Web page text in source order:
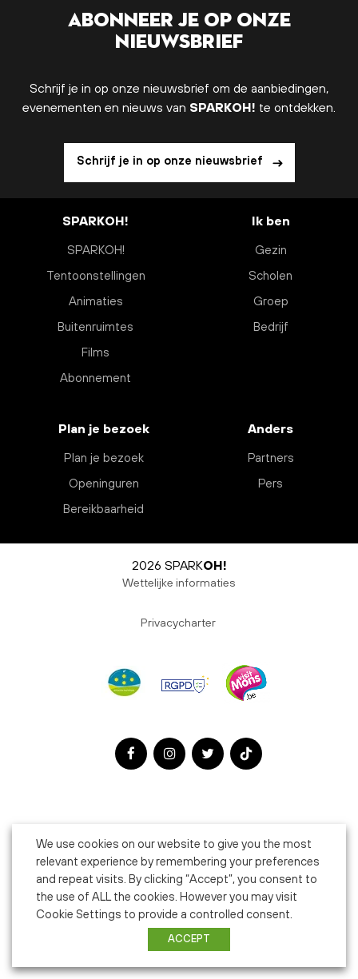
Abonneer je op onze
nieuwsbrief
Schrijf je in op onze nieuwsbrief om de aanbiedingen,
evenementen en nieuws van SPARKOH! te ontdekken.
Schrijf je in op onze nieuwsbrief
SPARKOH!
SPARKOH!
Tentoonstellingen
Animaties
Buitenruimtes
Films
Abonnement
Ik ben
Gezin
Scholen
Groep
Bedrijf
Plan je bezoek
Plan je bezoek
Openinguren
Bereikbaarheid
Anders
Partners
Pers
2026 SPARKOH!
Wettelijke informaties
Privacycharter
We use cookies on our website to give you the most
relevant experience by remembering your preferences
and repeat visits. By clicking “Accept”, you consent to
the use of ALL the cookies. However you may visit
Cookie Settings to provide a controlled consent.
ACCEPT